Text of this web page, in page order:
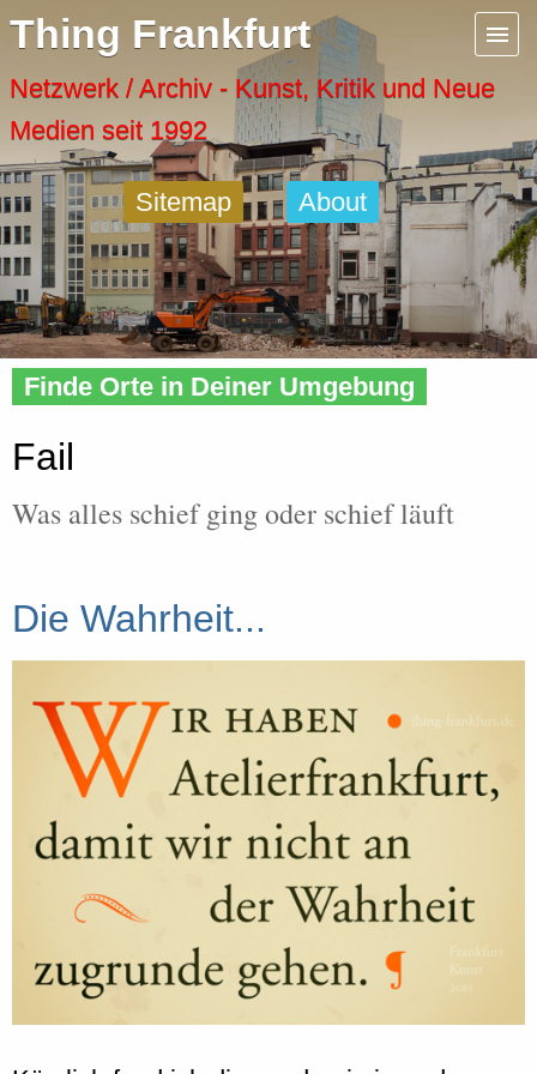
Thing Frankfurt
Netzwerk / Archiv - Kunst, Kritik und Neue
Medien seit 1992
Sitemap About
Home»Tags» Fail
Finde Orte in Deiner Umgebung
Fail
Was alles schief ging oder schief läuft
Die Wahrheit...
Menu
Artspaces
Cool Places
Frankfurt Diary
Activity
Recent Posts